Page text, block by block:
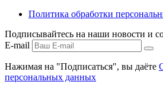
Политика обработки
Подписывайтесь на наши новости и
E-mail
Нажимая на "Подписаться", вы даёте
персональных данных